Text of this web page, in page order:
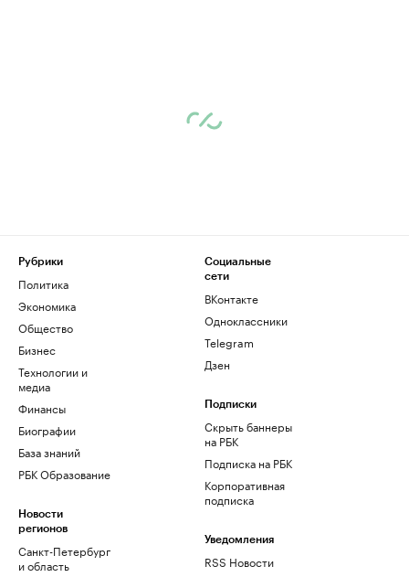
Рубрики
Политика
Экономика
Общество
Бизнес
Технологии и
медиа
Финансы
Биографии
База знаний
РБК Образование
Новости
регионов
Санкт-Петербург
и область
Социальные
сети
ВКонтакте
Одноклассники
Telegram
Дзен
Подписки
Скрыть баннеры
на РБК
Подписка на РБК
Корпоративная
подписка
Уведомления
RSS Новости